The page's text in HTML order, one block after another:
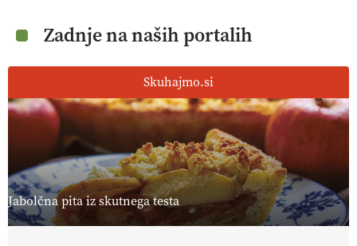
Zadnje na naših portalih
Skuhajmo.si
Jabolčna pita iz skutnega testa